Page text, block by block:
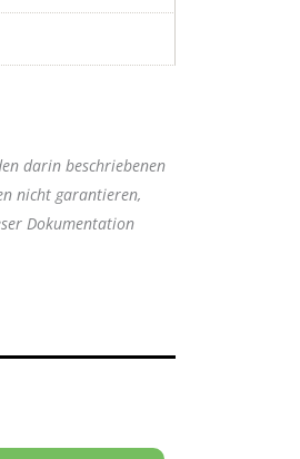
darin beschriebenen
nicht garantieren,
Dokumentation